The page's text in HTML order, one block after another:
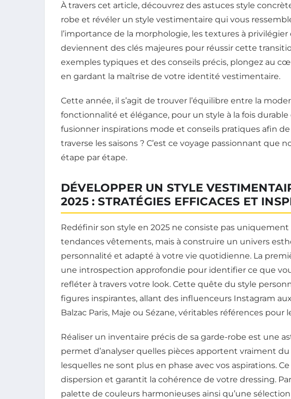
À travers cet article, découvrez des astuces style
robe et révéler un style vestimentaire qui vous
l’importance de la morphologie, les textures à privilégier
deviennent des clés majeures pour réussir cette
exemples typiques et des conseils précis, plongez au
en gardant la maîtrise de votre identité vestimentaire.
Cette année, il s’agit de trouver l’équilibre entre la
fonctionnalité et élégance, pour un style à la fois
fusionner inspirations mode et conseils pratiques afin
traverse les saisons ? C’est ce voyage passionnant que
étape par étape.
DÉVELOPPER UN STYLE
2025 : STRATÉGIES EFFICACES ET
Redéfinir son style en 2025 ne consiste pas uniquement
tendances vêtements, mais à construire un univers
personnalité et adapté à votre vie quotidienne. La
une introspection approfondie pour identifier ce que
refléter à travers votre look. Cette quête du style
figures inspirantes, allant des influenceurs Instagram
Balzac Paris, Maje ou Sézane, véritables références pour
Réaliser un inventaire précis de sa garde-robe est une
permet d’analyser quelles pièces apportent vraiment
lesquelles ne sont plus en phase avec vos aspirations.
dispersion et garantit la cohérence de votre dressing.
palette de couleurs harmonieuses ainsi qu’une